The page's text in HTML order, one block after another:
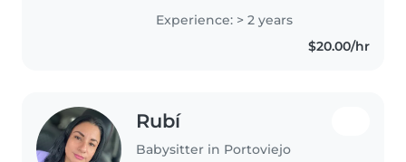
Experience: > 2 years
$20.00/hr
Rubí
Babysitter in Portoviejo